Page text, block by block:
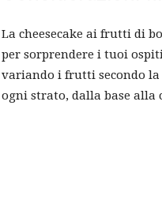
La cheesecake ai frutti di
per sorprendere i tuoi
variando i frutti secondo
ogni strato, dalla base alla